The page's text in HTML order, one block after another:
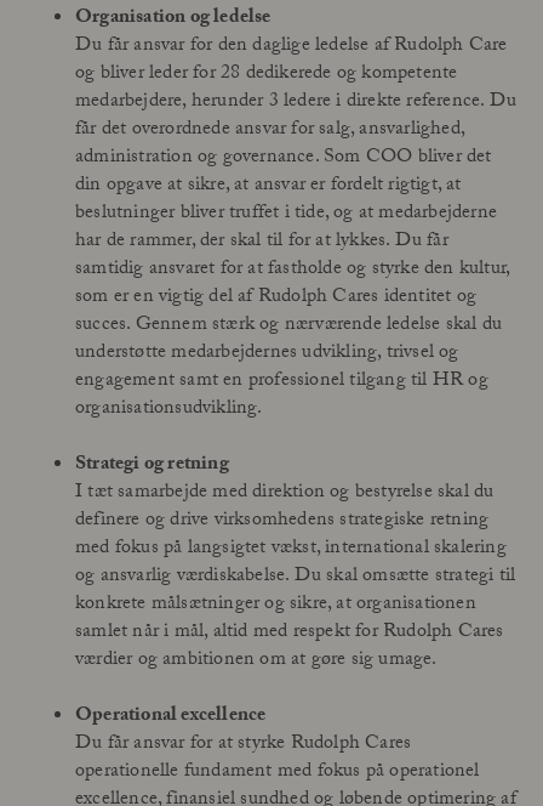
Organisation og ledelse
Du får ansvar for den daglige ledelse af Rudolph Care
og bliver leder for 28 dedikerede og kompetente
medarbejdere, herunder 3 ledere i direkte reference. Du
får det overordnede ansvar for salg, ansvarlighed,
administration og governance. Som COO bliver det
din opgave at sikre, at ansvar er fordelt rigtigt, at
beslutninger bliver truffet i tide, og at medarbejderne
har de rammer, der skal til for at lykkes. Du får
samtidig ansvaret for at fastholde og styrke den kultur,
som er en vigtig del af Rudolph Cares identitet og
succes. Gennem stærk og nærværende ledelse skal du
understøtte medarbejdernes udvikling, trivsel og
engagement samt en professionel tilgang til HR og
organisationsudvikling.
Strategi og retning
I tæt samarbejde med direktion og bestyrelse skal du
definere og drive virksomhedens strategiske retning
med fokus på langsigtet vækst, international skalering
og ansvarlig værdiskabelse. Du skal omsætte strategi til
konkrete målsætninger og sikre, at organisationen
samlet når i mål, altid med respekt for Rudolph Cares
værdier og ambitionen om at gøre sig umage.
Operational excellence
Du får ansvar for at styrke Rudolph Cares
operationelle fundament med fokus på operationel